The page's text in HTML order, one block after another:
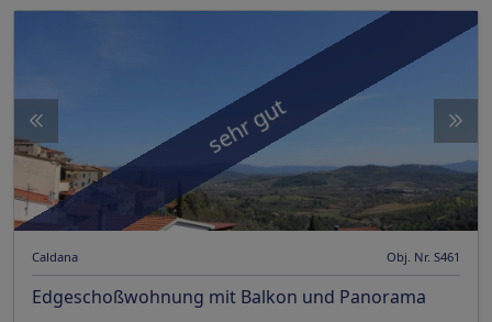
sehr gut
Caldana Obj. Nr. S461
Edgeschoßwohnung mit Balkon und Panorama